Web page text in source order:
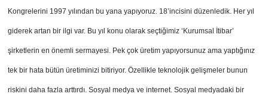
Kongrelerini 1997 yılından bu yana yapıyoruz. 18’incisini düzenledik. Her yıl
giderek artan bir ilgi var. Bu yıl konu olarak seçtiğimiz ‘Kurumsal İtibar’
şirketlerin en önemli sermayesi. Pek çok üretim yapıyorsunuz ama yaptığınız
tek bir hata bütün üretiminizi bitiriyor. Özellikle teknolojik gelişmeler bunun
riskini daha fazla arttırdı. Sosyal medya ve internet. Sosyal medyadaki bir